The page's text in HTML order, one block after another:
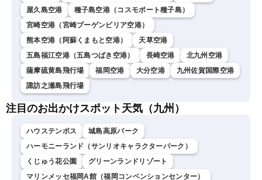
屋久島空港
種子島空港（コスモポート種子島）
宮崎空港（宮崎ブーゲンビリア空港）
熊本空港（阿蘇くまもと空港）
天草空港
五島福江空港（五島つばき空港）
長崎空港
北九州空港
薩摩硫黄島飛行場
福岡空港 大分空港
九州佐賀国際空港
諏訪之瀬島飛行場
注目のお出かけスポット天気（九州）
ハウステンボス
城島高原パーク
ハーモニーランド（サンリオキャラクターパーク）
くじゅう花公園
グリーンランドリゾート
マリンメッセ福岡A館（福岡コンベンションセンター）